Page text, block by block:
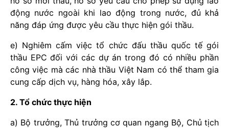
động nước ngoài khi lao động trong nước, đủ khả
năng đáp ứng được yêu cầu thực hiện gói thầu.
e) Nghiêm cấm việc tổ chức đấu thầu quốc tế gói
thầu EPC đối với các dự án trong đó có nhiều phần
công việc mà các nhà thầu Việt Nam có thể tham gia
cung cấp dịch vụ, hàng hóa, xây lắp.
2. Tổ chức thực hiện
a) Bộ trưởng, Thủ trưởng cơ quan ngang Bộ, Chủ tịch